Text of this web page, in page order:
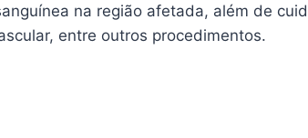
na região afetada, além de
entre outros procedimentos.